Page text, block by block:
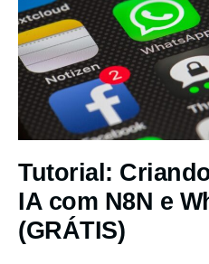
Tutorial:
IA com N8N e
(GRÁTIS)